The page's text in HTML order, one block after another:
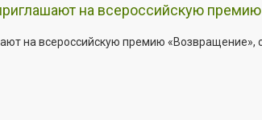
на всероссийскую
на всероссийскую премию